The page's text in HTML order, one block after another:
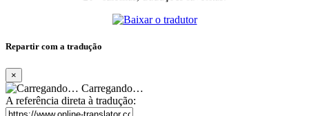
Repartir com a tradução
×
Carregando…
A referência direta à tradução: